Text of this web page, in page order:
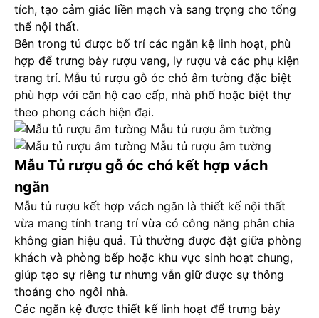
tích, tạo cảm giác liền mạch và sang trọng cho tổng
thể nội thất.
Bên trong tủ được bố trí các ngăn kệ linh hoạt, phù
hợp để trưng bày rượu vang, ly rượu và các phụ kiện
trang trí. Mẫu tủ rượu gỗ óc chó âm tường đặc biệt
phù hợp với căn hộ cao cấp, nhà phố hoặc biệt thự
theo phong cách hiện đại.
Mẫu tủ rượu âm tường
Mẫu tủ rượu âm tường
Mẫu Tủ rượu gỗ óc chó kết hợp vách
ngăn
Mẫu tủ rượu kết hợp vách ngăn là thiết kế nội thất
vừa mang tính trang trí vừa có công năng phân chia
không gian hiệu quả. Tủ thường được đặt giữa phòng
khách và phòng bếp hoặc khu vực sinh hoạt chung,
giúp tạo sự riêng tư nhưng vẫn giữ được sự thông
thoáng cho ngôi nhà.
Các ngăn kệ được thiết kế linh hoạt để trưng bày